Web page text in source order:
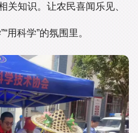
关知识。让农民喜闻乐见、
用科学”的氛围里。